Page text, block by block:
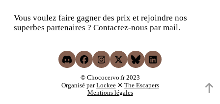
Vous voulez faire gagner des prix et rejoindre nos
superbes partenaires ? Contactez-nous par mail.
© Chococervo.fr 2023
Organisé parLockee✕ The Escapers
Mentions légales